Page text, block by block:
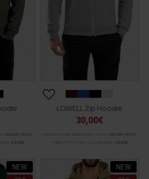
44,90€ (-33%)
30,00€
LOWELL Zip Hoodie
30,00€
ΑΡΧΙΚΗ ΑΝΑΓΡΑΦΟΜΕΝΗ ΤΙΜΗ: 45,90€ (-35%)
ΚΑΛΥΤΕΡΗ ΤΙΜΗ 30 ΗΜΕΡΩΝ:
30,00€
NEW NEW